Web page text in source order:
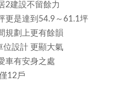
2建設不留餘力
是達到54.9～61.1坪
規劃上更有餘韻
位設計 更顯大氣
車有安身之處
12戶